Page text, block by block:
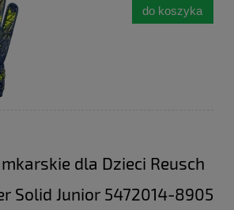
do koszyka
dla Dzieci Reusch
Solid Junior 5472014-8905